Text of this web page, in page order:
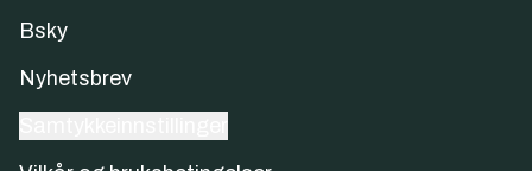
Bsky
Nyhetsbrev